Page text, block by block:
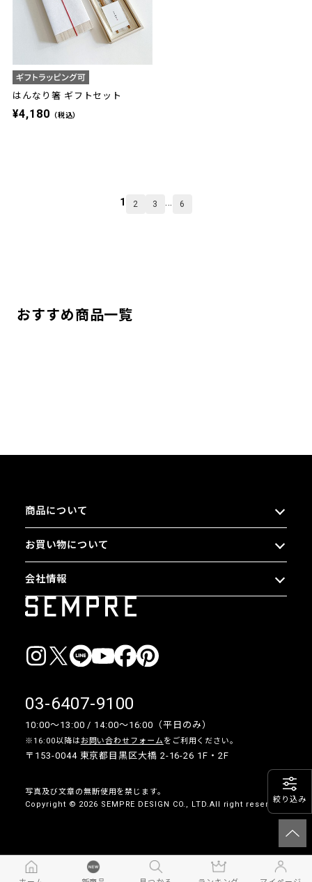
絞り込み
はんなり箸 ギフトセット
¥4,180 （税込）
1 2 3 6
おすすめ商品一覧
商品について
お買い物について
会社情報
03-6407-9100
10:00〜13:00 / 14:00〜16:00（平日のみ）
※16:00以降は お問い合わせフォームをご利用ください。
〒153-0044 東京都目黒区大橋 2-16-26 1F・2F
写真及び文章の無断使用を禁じます。
Copyright © 2026 SEMPRE DESIGN CO., LTD.All right reserved.